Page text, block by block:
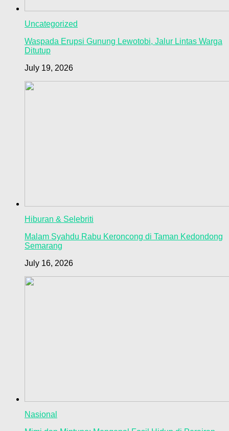
Uncategorized
Waspada Erupsi Gunung Lewotobi, Jalur Lintas Warga
Ditutup
July 19, 2026
Hiburan & Selebriti
Malam Syahdu Rabu Keroncong di Taman Kedondong
Semarang
July 16, 2026
Nasional